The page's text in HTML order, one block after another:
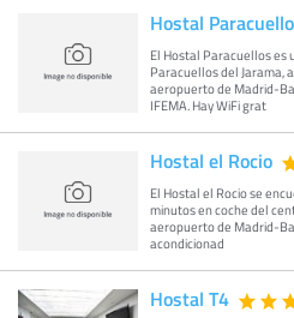
Hostal
El Hostal Paracuellos es
Paracuellos del Jarama,
aeropuerto de Madrid-
IFEMA. Hay WiFi grat
Hostal el Rocio
El Hostal el Rocio se
minutos en coche del
aeropuerto de Madrid-
acondicionad
Hostal T4